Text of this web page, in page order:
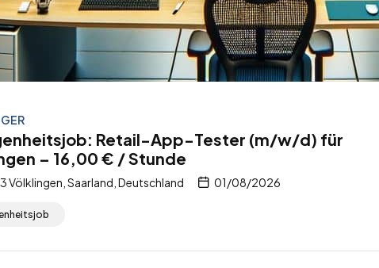
Retail-App-Tester (m/w/d) für
– 16,00 € / Stunde
Völklingen, Saarland, Deutschland 01/08/2026